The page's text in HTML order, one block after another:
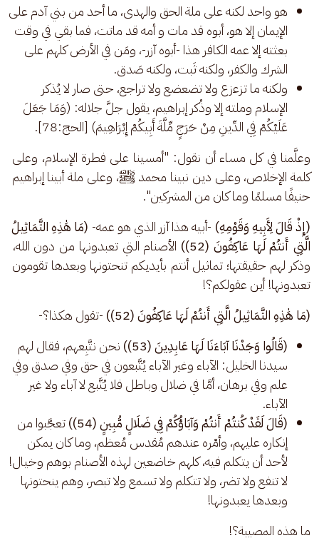
هو واحد لكنه على ملة الحق والهدى، ما أحد من بني آدم على
الإيمان إلا هو، أبوه قد مات و أمه قد ماتت، فما بقي في وقت
بعثته إلا عمه الكافر هذا -أبوه آزر-، ومَن في الأرض كلهم على
الشرك والكفر، ولكنه ثَبت، ولكنه صَدق.
ولكنه ما تزعزع ولا تضعضع ولا تراجع، حتى صار لا يُذكر
الإسلام وملته إلا وذُكر إبراهيم، يقول جلَّ جلاله: (وَمَا جَعَلَ
عَلَيْكُمْ فِي الدِّينِ مِنْ حَرَجٍ مِّلَّةَ أَبِيكُمْ إِبْرَاهِيمَ) [الحج:78].
وعلَّمنا في كل مساء أن نقول: "أمسينا على فطرة الإسلام، وعلى
كلمة الإخلاص، وعلى دين نبينا محمد ﷺ، وعلى ملة أبينا إبراهيم
حنيفًا مسلمًا وما كان من المشركين".
(إِذْ قَالَ لِأَبِيهِ وَقَوْمِهِ) -أبيه هذا آزر الذي هو عمه- (مَا هَٰذِهِ التَّمَاثِيلُ
الَّتِي أَنتُمْ لَهَا عَاكِفُونَ (52))
الأصنام التي تعبدونها من دون الله،
وذكر لهم حقيقتها؛ تماثيل أنتم بأيديكم تنحتونها وبعدها تقومون
تعبدونها! أين عقولكم؟!
(مَا هَٰذِهِ التَّمَاثِيلُ الَّتِي أَنتُمْ لَهَا عَاكِفُونَ (52))
-تقول هكذا؟-
(قَالُوا وَجَدْنَا آبَاءَنَا لَهَا عَابِدِينَ (53))
نحن نتَّبِعهم، فقال لهم
سيدنا الخليل: الآباء وغير الآباء يُتَّبعون في حق وفي صدق وفي
علم وفي برهان، أمَّا في ضلال وباطل فلا يُتَّبع لا آباء ولا غير
الآباء.
(قَالَ لَقَدْ كُنتُمْ أَنتُمْ وَآبَاؤُكُمْ فِي ضَلَالٍ مُّبِينٍ (54))
تعجَّبوا من
إنكاره عليهم، وأمْره عندهم مُقدس مُعظم، وما كان يمكن
لأحد أن يتكلم فيه، كلهم خاضعين لهذه الأصنام بوهم وخيال!
لا تنفع ولا تضر، ولا تتكلم ولا تسمع ولا تبصر، وهم ينحتونها
وبعدها يعبدونها!
ما هذه المصيبة؟!